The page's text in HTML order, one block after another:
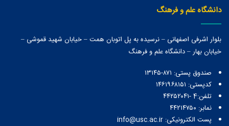
دانشگاه علم و فرهنگ
بلوار اشرفی اصفهانی – نرسیده به پل اتوبان همت – خیابان شهید قموشی –
خیابان بهار – دانشگاه علم و فرهنگ
صندوق پستی:‌ ۸۷۱-۱۳۱۴۵
کدپستی: ۱۴۶۱۹۶۸۱۵۱
تلفن:4 -۴۴۲۵۲۰۴۱
نمابر: ۴۴۲۱۴۷۵۰
پست الکترونیکی: info@usc.ac.ir